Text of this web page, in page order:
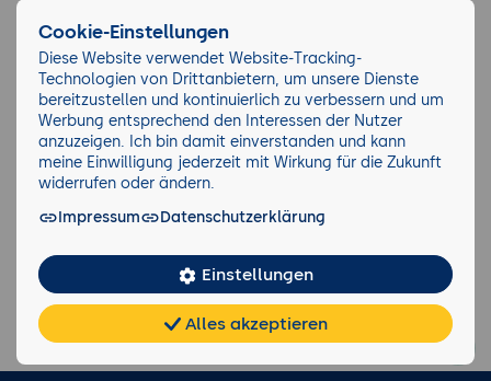
Über 10.279 Unternehmen lernen bei der
GFU
Teilen FAQ Cookies
Cookie-Einstellungen
Diese Website verwendet Website-Tracking-
Technologien von Drittanbietern, um unsere Dienste
bereitzustellen und kontinuierlich zu verbessern und um
Werbung entsprechend den Interessen der Nutzer
anzuzeigen. Ich bin damit einverstanden und kann
meine Einwilligung jederzeit mit Wirkung für die Zukunft
widerrufen oder ändern.
Impressum
Datenschutzerklärung
Einstellungen
Alles akzeptieren